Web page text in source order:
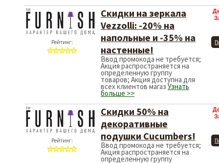
Рейтинг:
Скидки на зеркала
Vezzolli: -20% на
напольные и -35% на
настенные!
Ввод промокода не требуется;
Акция распространяется на
определенную группу
товаров; Акция доступна для
всех клиентов магазУзнать
больше >>
Рейтинг:
Скидки 50% на
декоративные
подушки Cucumbers!
Ввод промокода не требуется;
Акция распространяется на
определенную группу